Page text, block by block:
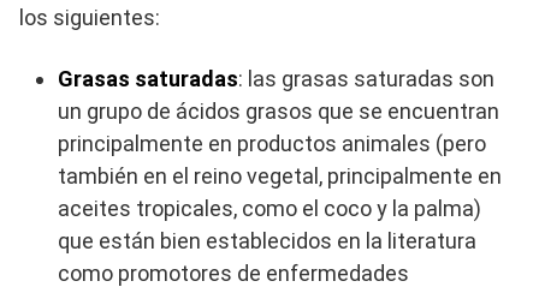
los siguientes:
Grasas saturadas: las grasas saturadas son
un grupo de ácidos grasos que se encuentran
principalmente en productos animales (pero
también en el reino vegetal, principalmente en
aceites tropicales, como el coco y la palma)
que están bien establecidos en la literatura
como promotores de enfermedades